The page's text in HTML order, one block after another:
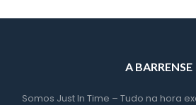
A BARRENSE
Somos Just In Time – Tudo na hora